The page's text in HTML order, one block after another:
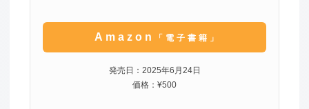
Amazon 「電子書籍」
発売日：2025年6月24日
価格：¥500